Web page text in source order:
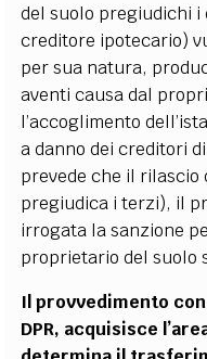
del suolo pregiudichi
creditore ipotecario)
per sua natura,
aventi causa dal
l’accoglimento
a danno dei creditori di
prevede che il rilascio
pregiudica i terzi), il
irrogata la sanzione
proprietario del suolo
Il provvedimento
DPR, acquisisce